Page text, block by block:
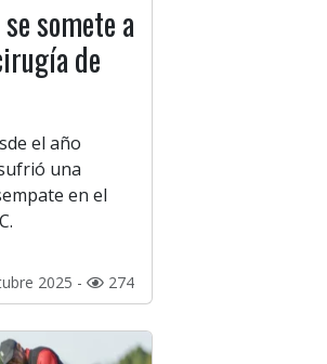
somete a
de
el año
una
en el
2025 - 274